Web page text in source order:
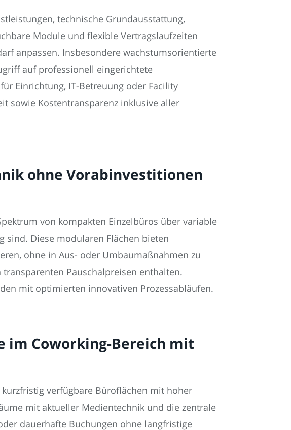
technische Grundausstattung,
Module und flexible Vertragslaufzeiten
anpassen. Insbesondere wachstumsorientierte
auf professionell eingerichtete
Einrichtung, IT-Betreuung oder Facility
sowie Kostentransparenz inklusive aller
ohne Vorabinvestitionen
von kompakten Einzelbüros über variable
sind. Diese modularen Flächen bieten
ohne in Aus- oder Umbaumaßnahmen zu
Pauschalpreisen enthalten.
mit optimierten innovativen Prozessabläufen.
im Coworking-Bereich mit
verfügbare Büroflächen mit hoher
mit aktueller Medientechnik und die zentrale
dauerhafte Buchungen ohne langfristige